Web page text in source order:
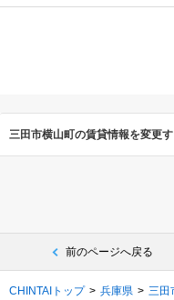
三田市横山町の賃貸情報を変更
前のページへ戻る
CHINTAIトップ 兵庫県 三田